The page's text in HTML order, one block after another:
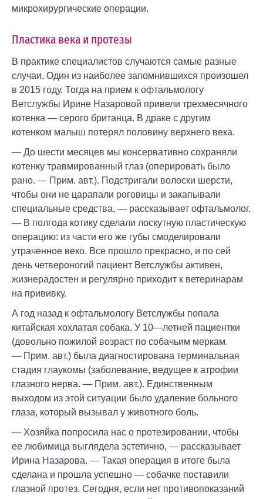
микрохирургические операции.
Пластика века и протезы
В практике специалистов случаются самые разные
случаи. Один из наиболее запомнившихся произошел
в 2015 году. Тогда на прием к офтальмологу
Ветслужбы Ирине Назаровой привели трехмесячного
котенка — серого британца. В драке с другим
котенком малыш потерял половину верхнего века.
— До шести месяцев мы консервативно сохраняли
котенку травмированный глаз (оперировать было
рано. — Прим. авт.). Подстригали волоски шерсти,
чтобы они не царапали роговицы и закапывали
специальные средства, — рассказывает офтальмолог.
— В полгода котику сделали лоскутную пластическую
операцию: из части его же губы смоделировали
утраченное веко. Все прошло прекрасно, и по сей
день четвероногий пациент Ветслужбы активен,
жизнерадостен и регулярно приходит к ветеринарам
на прививку.
А год назад к офтальмологу Ветслужбы попала
китайская хохлатая собака. У 10—летней пациентки
(довольно пожилой возраст по собачьим меркам.
— Прим. авт.) была диагностирована терминальная
стадия глаукомы (заболевание, ведущее к атрофии
глазного нерва. — Прим. авт.). Единственным
выходом из этой ситуации было удаление больного
глаза, который вызывал у животного боль.
— Хозяйка попросила нас о протезировании, чтобы
ее любимица выглядела эстетично, — рассказывает
Ирина Назарова. — Такая операция в итоге была
сделана и прошла успешно — собачке поставили
глазной протез. Сегодня, если нет противопоказаний